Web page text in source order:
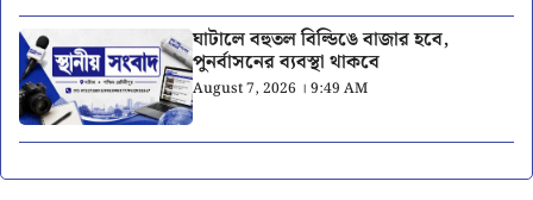
ঘাটালে বহুতল বিল্ডিঙে বাজার হবে,
পুনর্বাসনের ব্যবস্থা থাকবে
August 7, 2026 । 9:49 AM